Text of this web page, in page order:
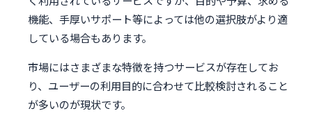
機能、手厚いサポート等によっては他の選択肢がより適
している場合もあります。
市場にはさまざまな特徴を持つサービスが存在してお
り、ユーザーの利用目的に合わせて比較検討されること
が多いのが現状です。